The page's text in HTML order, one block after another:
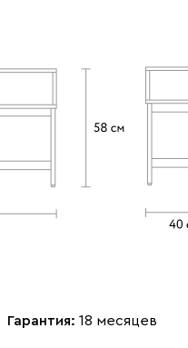
Гарантия: 18 месяцев